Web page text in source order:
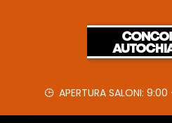
APERTURA SALONI: